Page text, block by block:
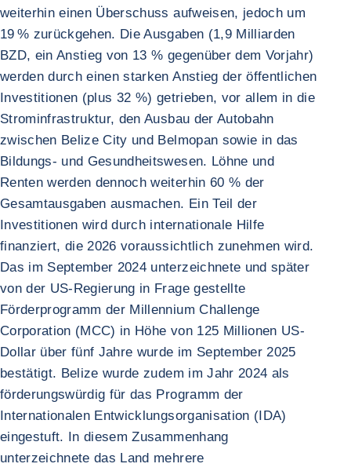
weiterhin einen Überschuss aufweisen, jedoch um
19 % zurückgehen. Die Ausgaben (1,9 Milliarden
BZD, ein Anstieg von 13 % gegenüber dem Vorjahr)
werden durch einen starken Anstieg der öffentlichen
Investitionen (plus 32 %) getrieben, vor allem in die
Strominfrastruktur, den Ausbau der Autobahn
zwischen Belize City und Belmopan sowie in das
Bildungs- und Gesundheitswesen. Löhne und
Renten werden dennoch weiterhin 60 % der
Gesamtausgaben ausmachen. Ein Teil der
Investitionen wird durch internationale Hilfe
finanziert, die 2026 voraussichtlich zunehmen wird.
Das im September 2024 unterzeichnete und später
von der US-Regierung in Frage gestellte
Förderprogramm der Millennium Challenge
Corporation (MCC) in Höhe von 125 Millionen US-
Dollar über fünf Jahre wurde im September 2025
bestätigt. Belize wurde zudem im Jahr 2024 als
förderungswürdig für das Programm der
Internationalen Entwicklungsorganisation (IDA)
eingestuft. In diesem Zusammenhang
unterzeichnete das Land mehrere